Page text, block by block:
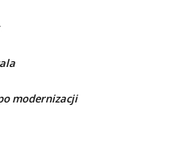
modernizacji